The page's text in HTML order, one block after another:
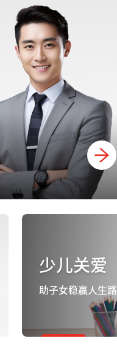
少儿关爱
助子女稳赢人生路